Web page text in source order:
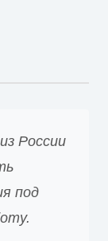
России
под